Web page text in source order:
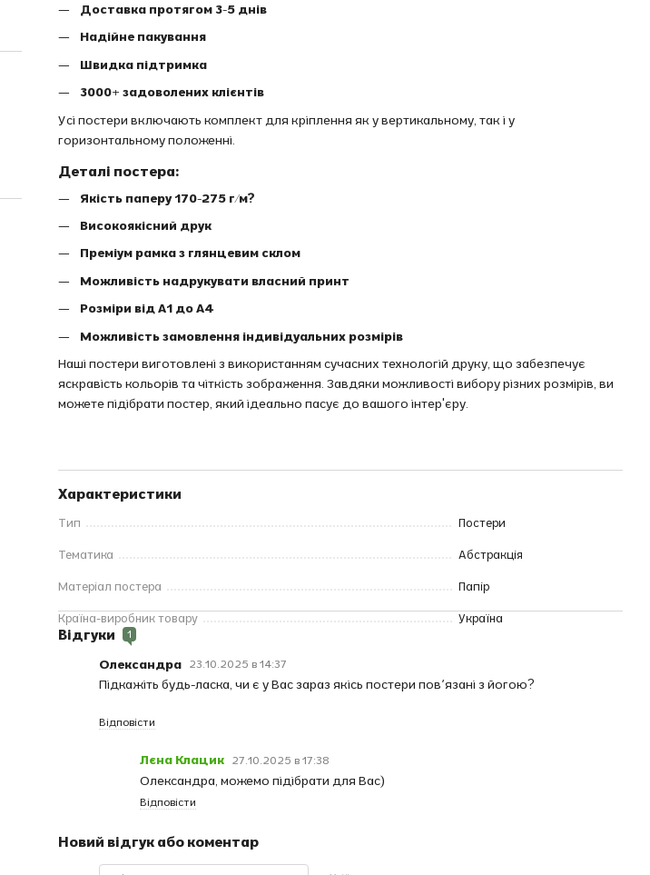
Доставка протягом 3-5 днів
Надійне пакування
Швидка підтримка
3000+ задоволених клієнтів
Усі постери включають комплект для кріплення як у вертикальному, так і у
горизонтальному положенні.
Деталі постера:
Якість паперу 170-275 г/м?
Високоякісний друк
Преміум рамка з глянцевим склом
Можливість надрукувати власний принт
Розміри від A1 до A4
Можливість замовлення індивідуальних розмірів
Наші постери виготовлені з використанням сучасних технологій друку, що забезпечує
яскравість кольорів та чіткість зображення. Завдяки можливості вибору різних розмірів, ви
можете підібрати постер, який ідеально пасує до вашого інтер'єру.
Характеристики
Тип Постери
Тематика Абстракція
Матеріал постера Папір
Країна-виробник товару Україна
Відгуки 1
Олександра 23.10.2025 в 14:37
Підкажіть будь-ласка, чи є у Вас зараз якісь постери повʼязані з йогою?
Відповісти
Лєна Клацик 27.10.2025 в 17:38
Олександра, можемо підібрати для Вас)
Відповісти
Новий відгук або коментар